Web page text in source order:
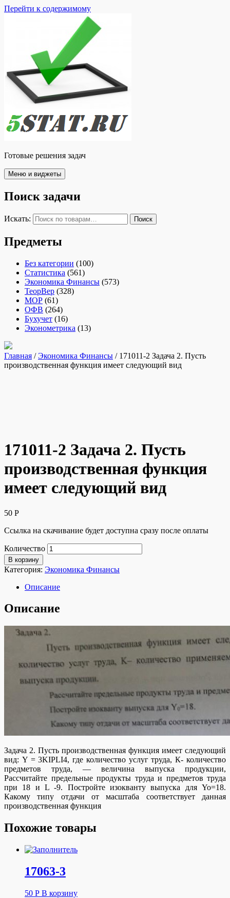
Перейти к содержимому
Готовые решения задач
Меню и виджеты
Поиск задачи
Искать: Поиск
Предметы
Без категории (100)
Статистика (561)
Экономика Финансы (573)
ТеорВер (328)
МОР (61)
ОФВ (264)
Бухучет (16)
Эконометрика (13)
Главная /Экономика Финансы / 171011-2 Задача 2. Пусть
производственная функция имеет следующий вид
171011-2 Задача 2. Пусть
производственная функция
имеет следующий вид
50 Р
Ссылка на скачивание будет доступна сразу после оплаты
Количество
В корзину
Категория: Экономика Финансы
Описание
Описание
Задача 2. Пусть производственная функция имеет следующий
вид: Y = 3KIPLI4, где количество услуг труда, К- количество
предметов труда, — величина выпуска продукции,
Рассчитайте предельные продукты труда и предметов труда
при 18 и L -9. Постройте изокванту выпуска для Yo=18.
Какому типу отдачи от масштаба соответствует данная
производственная функция
Похожие товары
17063-3
50 Р В корзину